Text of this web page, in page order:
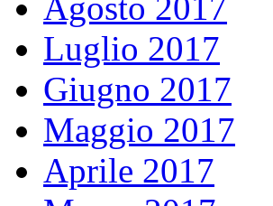
Luglio 2017
Giugno 2017
Maggio 2017
Aprile 2017